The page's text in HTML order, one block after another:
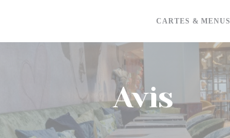
CARTES & MENUS
Avis